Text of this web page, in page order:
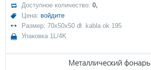
Доступное количество:0,
Цена: войдите
Размер: 70x50x50 dł. kabla ok 195
Упаковка 1L/4K
Металлический фонарь